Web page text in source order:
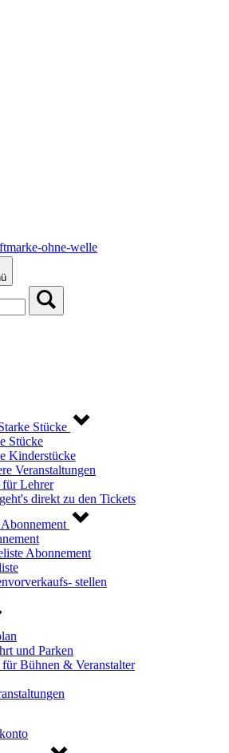
Stücke
Stücke
Kinderstücke
Veranstaltungen
Lehrer
direkt zu den Tickets
Abonnement
stellen
und Parken
Bühnen & Veranstalter